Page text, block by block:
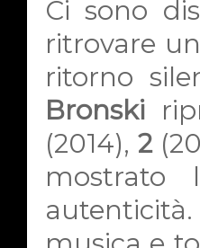
Ci sono
ritrovare
ritorno
Bronski
(2014), 2
mostrato